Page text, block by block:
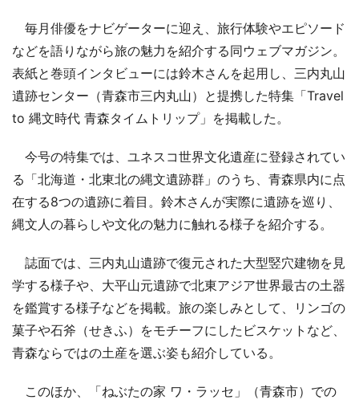
毎月俳優をナビゲーターに迎え、旅行体験やエピソード
などを語りながら旅の魅力を紹介する同ウェブマガジン。
表紙と巻頭インタビューには鈴木さんを起用し、三内丸山
遺跡センター（青森市三内丸山）と提携した特集「Travel
to 縄文時代 青森タイムトリップ」を掲載した。
今号の特集では、ユネスコ世界文化遺産に登録されてい
る「北海道・北東北の縄文遺跡群」のうち、青森県内に点
在する8つの遺跡に着目。鈴木さんが実際に遺跡を巡り、
縄文人の暮らしや文化の魅力に触れる様子を紹介する。
誌面では、三内丸山遺跡で復元された大型竪穴建物を見
学する様子や、大平山元遺跡で北東アジア世界最古の土器
を鑑賞する様子などを掲載。旅の楽しみとして、リンゴの
菓子や石斧（せきふ）をモチーフにしたビスケットなど、
青森ならではの土産を選ぶ姿も紹介している。
このほか、「ねぶたの家 ワ・ラッセ」（青森市）での